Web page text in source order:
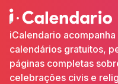
iCalendario
calendários gratuitos,
páginas completas
celebrações civis e